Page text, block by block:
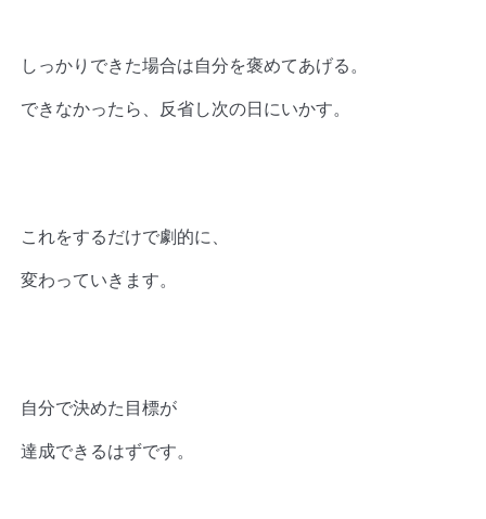
しっかりできた場合は自分を褒めてあげる。
できなかったら、反省し次の日にいかす。
これをするだけで劇的に、
変わっていきます。
自分で決めた目標が
達成できるはずです。